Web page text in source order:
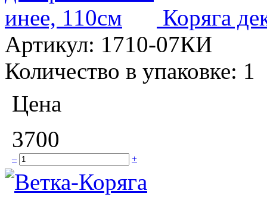
Коряга
Артикул: 1710-07КИ
Количество в упаковке: 1
Цена
3700
– +